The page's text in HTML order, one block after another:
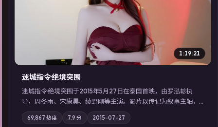
1:19:21
迷城指令·绝境突围
迷城指令·绝境突围于2015年5月27日在泰国首映，由罗泓轸执
导，周冬雨、宋康昊、绫野刚等主演。影片以传记为叙事主轴，
记忆碎片重组后，主角发现自己从未活过“真实”的一天；摄影与
配乐强化地域气质；站内亦可通过「国产免费观看高清电视剧在
69,867 热度 7.9 分 2015-07-27